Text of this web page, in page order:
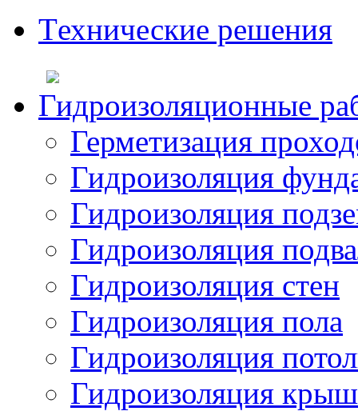
Tехнические решения
Гидроизоляционные
Герметизация
Гидроизоляция
Гидроизоляция
Гидроизоляция
Гидроизоляция стен
Гидроизоляция пола
Гидроизоляция
Гидроизоляция